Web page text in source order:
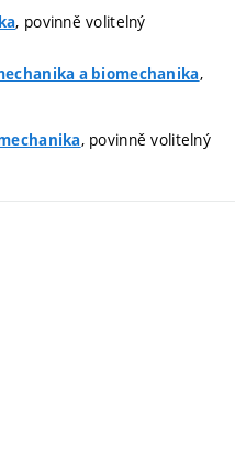
, povinně volitelný
a biomechanika,
, povinně volitelný